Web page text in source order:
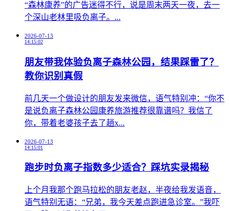
“森林康养”的广告迷得不行，说是周末两天一夜，去一
个深山老林里吸负离子。...
2026-07-13
14:15:02
朋友带我体验负离子森林公园，结果踩雷了？
教你识别真假
前几天一个做设计的朋友发来微信，语气特别冲：“你不
是说负离子森林公园康养旅游推荐很靠谱吗？我信了
你，带着老婆孩子去了趟x...
2026-07-13
14:15:01
跑步时负离子指数多少适合？踩坑实录揭秘
上个月我那个跑马拉松的朋友老赵，半夜给我发语音，
语气特别无语：“兄弟，我今天差点跑进急诊室。”我吓